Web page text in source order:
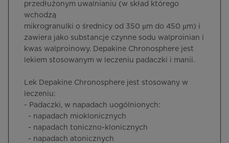
przedłużonym uwalnianiu (w skład którego
wchodzą
mikrogranulki o średnicy od 350 µm do 450 µm) i
zawiera jako substancje czynne sodu walproinian i
kwas walproinowy. Depakine Chronosphere jest
lekiem stosowanym w leczeniu padaczki i manii.
Lek Depakine Chronosphere jest stosowany w
leczeniu:
- Padaczki, w napadach uogólnionych:
- napadach mioklonicznych
- napadach toniczno-klonicznych
- napadach atonicznych